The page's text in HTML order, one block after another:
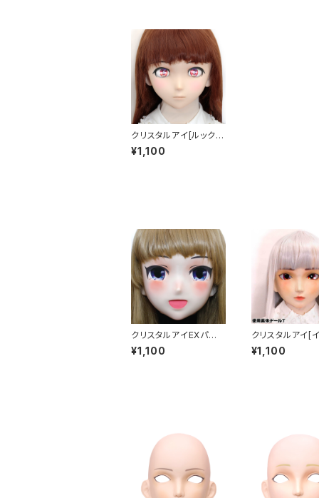
クリスタルアイ[ルック
小]レッド Crystal Eye
[LOOK Small]Red
¥1,100
クリスタルアイEXパー
プル Crystal Eye[EX]
Purple
¥1,100
クリスタルアイ[
ト]レッド
¥1,100